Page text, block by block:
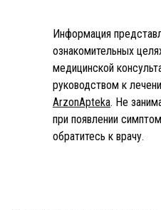
Информация
ознакомительных
медицинской
руководством к
ArzonApteka. Не
при появлении
обратитесь к врачу.